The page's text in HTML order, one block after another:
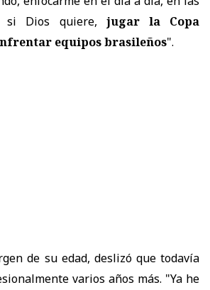
si Dios quiere, jugar la Copa
equipos brasileños".
de su edad, deslizó que todavía
varios años más. "Ya he